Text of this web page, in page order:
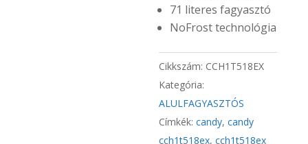
71 literes fagyasztó
NoFrost technológia
Cikkszám: CCH1T518EX
Kategória:
ALULFAGYASZTÓS
Címkék:candy,candy
cch1t518ex,cch1t518ex